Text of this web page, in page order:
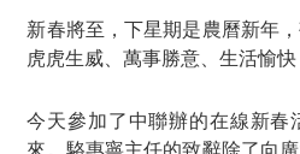
新春將至，下星期是農曆新年
虎虎生威、萬事勝意、生活愉快
今天參加了中聯辦的在線新春